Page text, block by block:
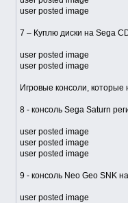
user posted image
7 – Куплю диски на Sega
user posted image
user posted image
Игровые консоли, которые
8 - консоль Sega Saturn
user posted image
user posted image
user posted image
9 - консоль Neo Geo SNK
user posted image